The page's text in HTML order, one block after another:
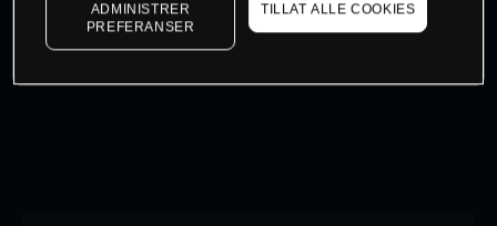
Kursene er veiledende.Log in
ADMINISTRER
PREFERANSER
TILLAT ALLE COOKIES